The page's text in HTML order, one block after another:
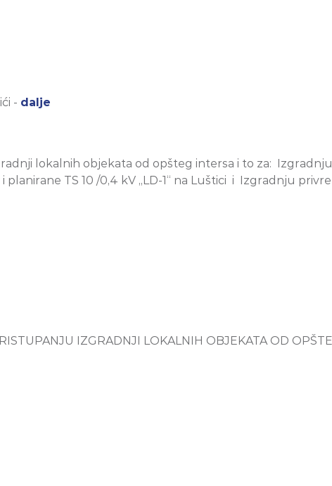
- dalje
lokalnih objekata od opšteg intersa i to za:
TS 10 /0,4 kV „LD-1“ na Luštici i Izgradnju
IZGRADNJI LOKALNIH OBJEKATA OD